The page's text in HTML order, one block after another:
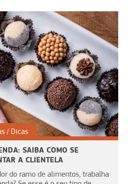
Dicas
SAIBA COMO SE
A CLIENTELA
do ramo de alimentos, trabalha